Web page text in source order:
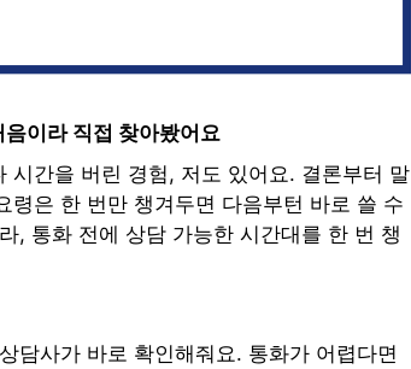
이라 직접 찾아봤어요
시간을 버린 경험, 저도 있어요. 결론부터 말
은 한 번만 챙겨두면 다음부턴 바로 쓸 수
, 통화 전에 상담 가능한 시간대를 한 번 챙
담사가 바로 확인해줘요. 통화가 어렵다면